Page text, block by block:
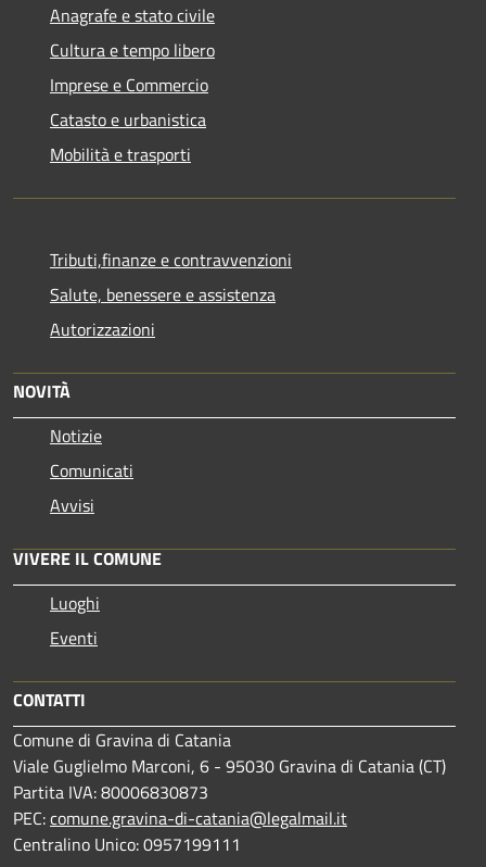
Anagrafe e stato civile
Cultura e tempo libero
Imprese e Commercio
Catasto e urbanistica
Mobilità e trasporti
Tributi,finanze e contravvenzioni
Salute, benessere e assistenza
Autorizzazioni
NOVITÀ
Notizie
Comunicati
Avvisi
VIVERE IL COMUNE
Luoghi
Eventi
CONTATTI
Comune di Gravina di Catania
Viale Guglielmo Marconi, 6 - 95030 Gravina di Catania (CT)
Partita IVA: 80006830873
PEC:comune.gravina-di-catania@legalmail.it
Centralino Unico: 0957199111